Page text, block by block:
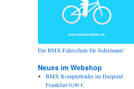
Die BMX-Fahrschule für Jedermann!
Neues im Webshop
BMX Kompletträder im Deepend
Frankfurt 0,00 €